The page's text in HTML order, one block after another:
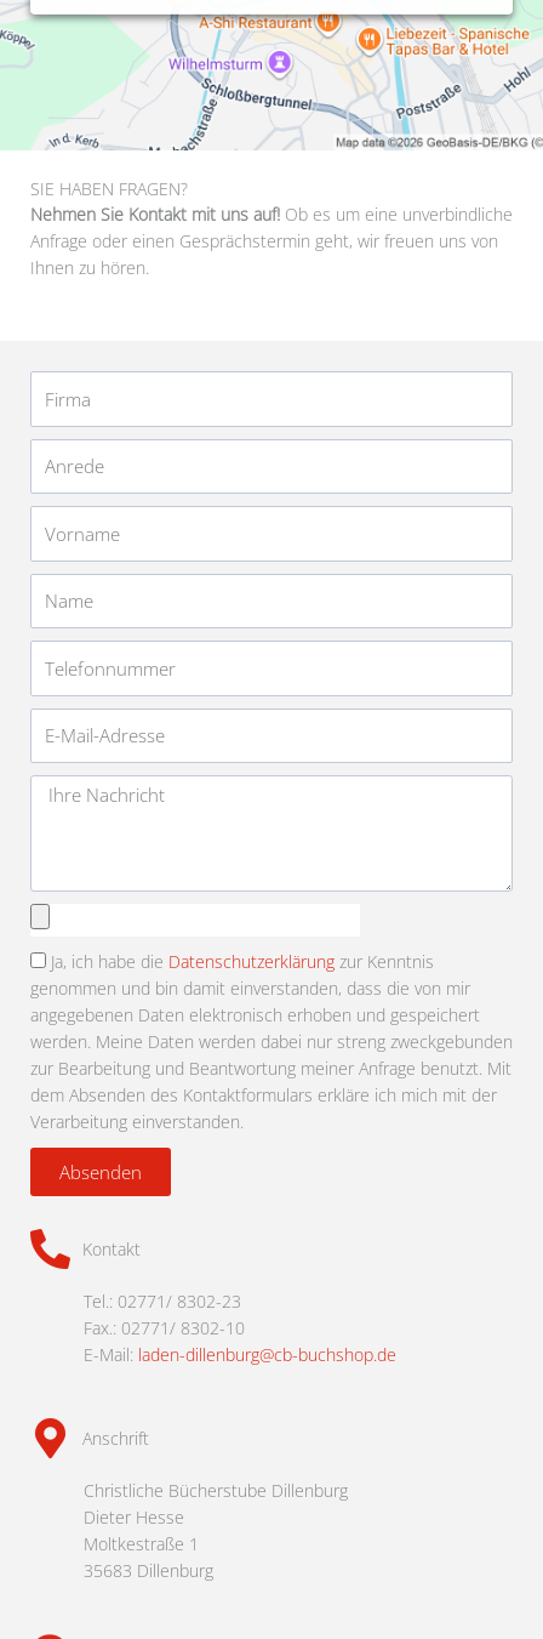
SIE HABEN FRAGEN?
Nehmen Sie Kontakt mit uns auf! Ob es um eine unverbindliche
Anfrage oder einen Gesprächstermin geht, wir freuen uns von
Ihnen zu hören.
Mail-
Adresse
Nachricht
Ja, ich habe die Datenschutzerklärung zur Kenntnis
genommen und bin damit einverstanden, dass die von mir
angegebenen Daten elektronisch erhoben und gespeichert
werden. Meine Daten werden dabei nur streng zweckgebunden
zur Bearbeitung und Beantwortung meiner Anfrage benutzt. Mit
dem Absenden des Kontaktformulars erkläre ich mich mit der
Verarbeitung einverstanden.
Absenden
Kontakt
Tel.: 02771/ 8302-23
Fax.: 02771/ 8302-10
E-Mail: laden-dillenburg@cb-buchshop.de
Anschrift
Christliche Bücherstube Dillenburg
Dieter Hesse
Moltkestraße 1
35683 Dillenburg